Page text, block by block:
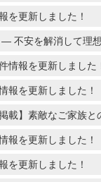
を更新しました！
不安を解消して理
情報を更新しました
報を更新しました！
載】素敵なご家族
報を更新しました！
を更新しました！